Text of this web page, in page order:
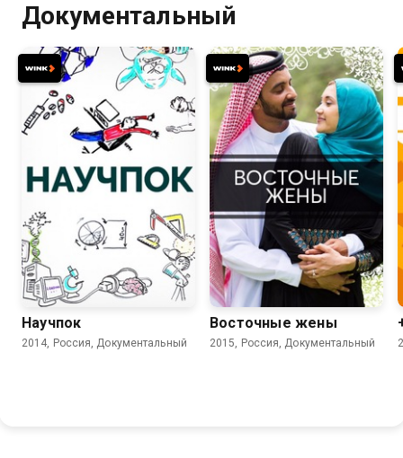
Документальный
8.2
Научпок
2014, Россия, Документальный
7.5
Восточные жены
2015, Россия, Документальный